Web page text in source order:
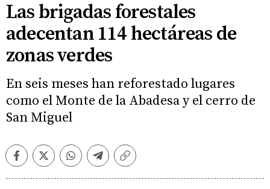
Las brigadas forestales
adecentan 114 hectáreas de
zonas verdes
En seis meses han reforestado lugares
como el Monte de la Abadesa y el cerro de
San Miguel
FacebookTwitterWhatsappTelegramCopiar